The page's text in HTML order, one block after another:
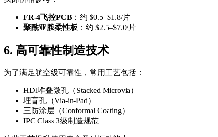
FR-4飞控PCB ：约 $0.5–$1.8/片
聚酰亚胺柔性板 ：约 $2.5–$7.0/片
6. 高可靠性制造技术
为了满足航空级可靠性，常用工艺包括：
HDI堆叠微孔（Stacked Microvia）
埋盲孔（Via-in-Pad）
三防涂层（Conformal Coating）
IPC Class 3级制造规范